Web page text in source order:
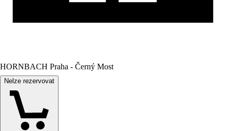
HORNBACH Praha - Černý Most
Nelze rezervovat